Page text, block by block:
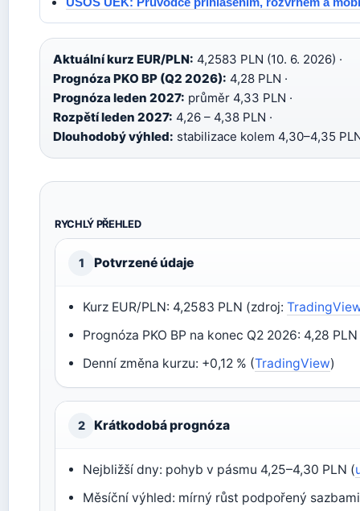
Aktuální kurz EUR/PLN: 4,2583 PLN (10. 6. 2026) ·
Prognóza PKO BP (Q2 2026): 4,28 PLN ·
Prognóza leden 2027: průměr 4,33 PLN ·
Rozpětí leden 2027: 4,26 – 4,38 PLN ·
Dlouhodobý výhled: stabilizace kolem 4,30–4,35
RYCHLÝ PŘEHLED
1 Potvrzené údaje
Kurz EUR/PLN: 4,2583 PLN (zdroj:
Prognóza PKO BP na konec Q2 2026: 4,28
Denní změna kurzu: +0,12 % (TradingView)
2 Krátkodobá prognóza
Nejbližší dny: pohyb v pásmu 4,25–4,30 PLN (
Měsíční výhled: mírný růst podpořený sazbami